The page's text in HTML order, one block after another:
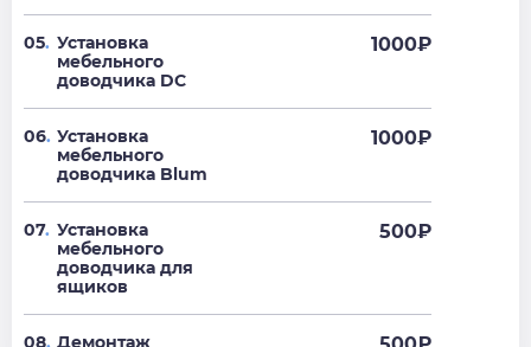
05. Установка
мебельного
доводчика DC
1000₽
06. Установка
мебельного
доводчика Blum
1000₽
07. Установка
мебельного
доводчика для
ящиков
500₽
08. Демонтаж